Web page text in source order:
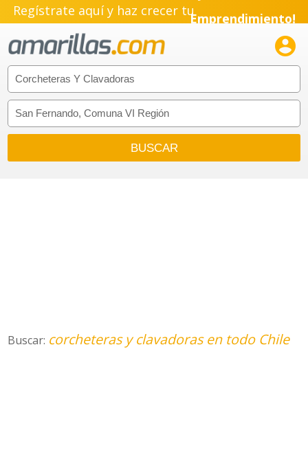
Regístrate aquí y haz crecer tuEmprendimiento!

Buscar: corcheteras y clavadoras en todo Chile